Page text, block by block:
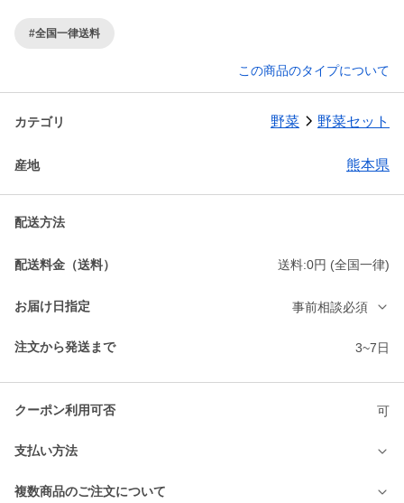
#全国一律送料
この商品のタイプについて
カテゴリ 野菜 野菜セット
産地 熊本県
配送方法
配送料金（送料） 送料:0円 (全国一律)
お届け日指定 事前相談必須
注文から発送まで 3~7日
クーポン利用可否 可
支払い方法
複数商品のご注文について